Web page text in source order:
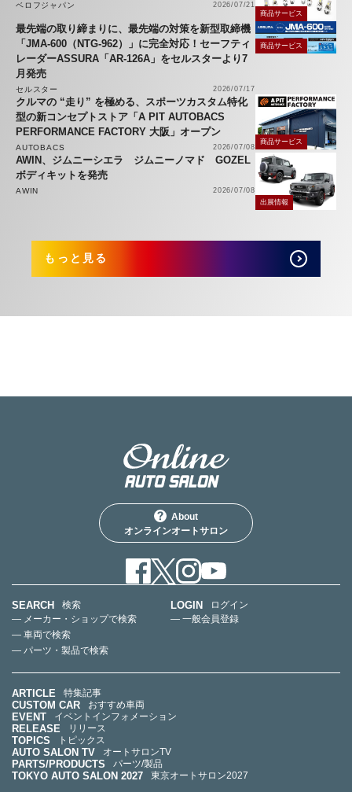
ベロフジャパン
2026/07/21
商品サービス
最先端の取り締まりに、最先端の対策を新型取締機
「JMA-600（NTG-962）」に完全対応！セーフティ
レーダーASSURA「AR-126A」をセルスターより7
月発売
セルスター 2026/07/17
商品サービス
クルマの “走り” を極める、スポーツカスタム特化
型の新コンセプトストア「A PIT AUTOBACS
PERFORMANCE FACTORY 大阪」オープン
AUTOBACS 2026/07/08
商品サービス
AWIN、ジムニーシエラ ジムニーノマド GOZEL
ボディキットを発売
AWIN
2026/07/08
出展情報
もっと見る
About
オンラインオートサロン
SEARCH
検索
— メーカー・ショップで検索
— 車両で検索
— パーツ・製品で検索
LOGIN
ログイン
— 一般会員登録
ARTICLE 特集記事
CUSTOM CAR おすすめ車両
EVENT イベントインフォメーション
RELEASE リリース
TOPICS トピックス
AUTO SALON TV オートサロンTV
PARTS/PRODUCTS パーツ/製品
TOKYO AUTO SALON 2027 東京オートサロン2027